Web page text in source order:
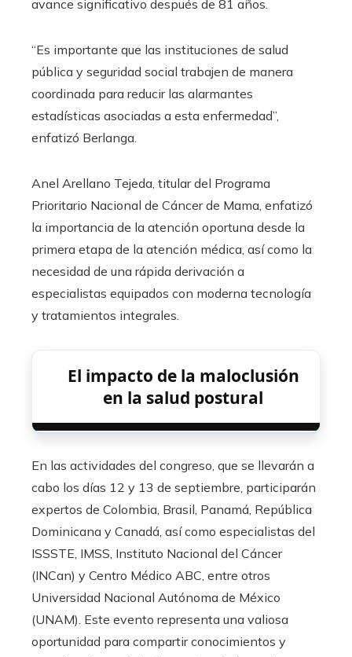
avance significativo después de 81 años.
“Es importante que las instituciones de salud
pública y seguridad social trabajen de manera
coordinada para reducir las alarmantes
estadísticas asociadas a esta enfermedad”,
enfatizó Berlanga.
Anel Arellano Tejeda, titular del Programa
Prioritario Nacional de Cáncer de Mama, enfatizó
la importancia de la atención oportuna desde la
primera etapa de la atención médica, así como la
necesidad de una rápida derivación a
especialistas equipados con moderna tecnología
y tratamientos integrales.
El impacto de la maloclusión
en la salud postural
En las actividades del congreso, que se llevarán a
cabo los días 12 y 13 de septiembre, participarán
expertos de Colombia, Brasil, Panamá, República
Dominicana y Canadá, así como especialistas del
ISSSTE, IMSS, Instituto Nacional del Cáncer
(INCan) y Centro Médico ABC, entre otros
Universidad Nacional Autónoma de México
(UNAM). Este evento representa una valiosa
oportunidad para compartir conocimientos y